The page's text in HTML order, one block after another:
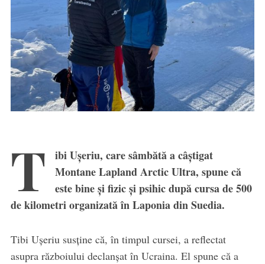
T
ibi Ușeriu, care sâmbătă a câștigat
Montane Lapland Arctic Ultra, spune că
este bine și fizic și psihic după cursa de 500
de kilometri organizată în Laponia din Suedia.
Tibi Ușeriu susține că, în timpul cursei, a reflectat
asupra războiului declanșat în Ucraina. El spune că a